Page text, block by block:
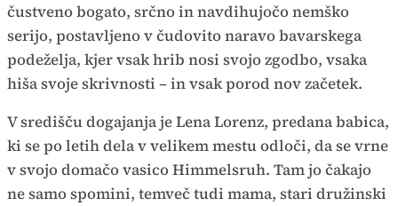
čustveno bogato, srčno in navdihujočo nemško
serijo, postavljeno v čudovito naravo bavarskega
podeželja, kjer vsak hrib nosi svojo zgodbo, vsaka
hiša svoje skrivnosti – in vsak porod nov začetek.
V središču dogajanja je Lena Lorenz, predana babica,
ki se po letih dela v velikem mestu odloči, da se vrne
v svojo domačo vasico Himmelsruh. Tam jo čakajo
ne samo spomini, temveč tudi mama, stari družinski